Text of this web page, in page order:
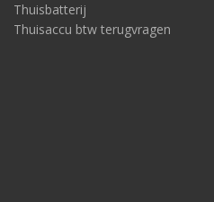
Thuisbatterij
Thuisaccu btw terugvragen